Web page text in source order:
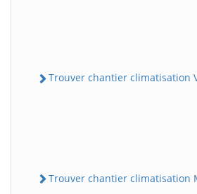
Trouver chantier climatisation
Trouver chantier climatisation